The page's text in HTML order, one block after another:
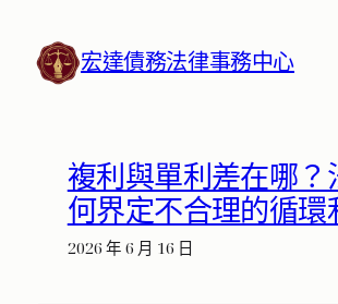
宏達債務法律事務中心
複利與單利差在哪？
何界定不合理的循環
2026 年 6 月 16 日